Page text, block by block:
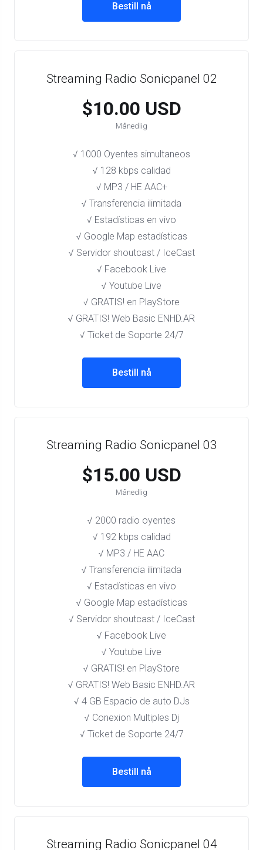
Bestill nå
Streaming Radio Sonicpanel 02
$10.00 USD
Månedlig
√ 1000 Oyentes simultaneos
√ 128 kbps calidad
√ MP3 / HE AAC+
√ Transferencia ilimitada
√ Estadísticas en vivo
√ Google Map estadísticas
√ Servidor shoutcast / IceCast
√ Facebook Live
√ Youtube Live
√ GRATIS! en PlayStore​
√ GRATIS! Web Basic ENHD.AR
√ Ticket de Soporte 24/7
Bestill nå
Streaming Radio Sonicpanel 03
$15.00 USD
Månedlig
√ 2000 radio oyentes
√ 192 kbps calidad
√ MP3 / HE AAC
√ Transferencia ilimitada
√ Estadísticas en vivo
√ Google Map estadísticas
√ Servidor shoutcast / IceCast
√ Facebook Live
√ Youtube Live
√ GRATIS! en PlayStore​
√ GRATIS! Web Basic ENHD.AR
√ 4 GB Espacio de auto DJs
√ Conexion Multiples Dj
√ Ticket de Soporte 24/7
Bestill nå
Streaming Radio Sonicpanel 04